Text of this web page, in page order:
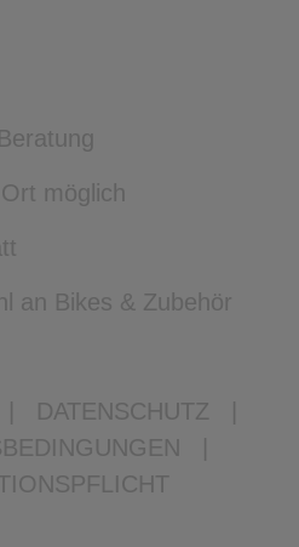
möglich
an Bikes & Zubehör
DATENSCHUTZ